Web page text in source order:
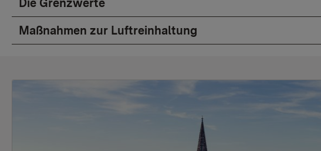
Die Grenzwerte
Maßnahmen zur Luftreinhaltung